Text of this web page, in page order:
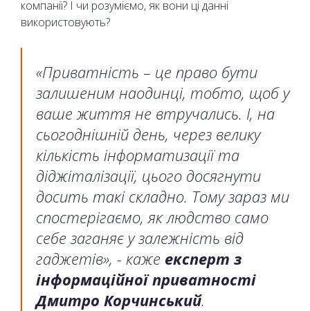
компанії? І чи розуміємо, як вони ці данні
використовують?
«Приватність – це право бути
залишеним наодинці, тобто, щоб у
ваше життя не втручались. І, на
сьогоднішній день, через велику
кількість інформатизації та
діджіталізації, цього досягнути
досить такі складно. Тому зараз ми
спостерігаємо, як людство само
себе заганяє у залежність від
гаджетів», - каже експерт з
інформаційної приватності
Дмитро Корчинський.